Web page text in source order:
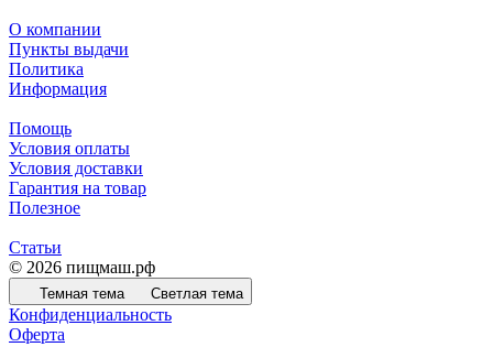
О компании
Пункты выдачи
Политика
Информация
Помощь
Условия оплаты
Условия доставки
Гарантия на товар
Полезное
Статьи
© 2026 пищмаш.рф
Темная тема Светлая тема
Конфиденциальность
Оферта